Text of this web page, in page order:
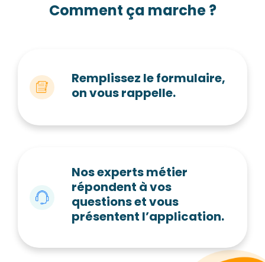
Comment ça marche ?
Remplissez le formulaire,
on vous rappelle.
Nos experts métier
répondent à vos
questions et vous
présentent l’application.